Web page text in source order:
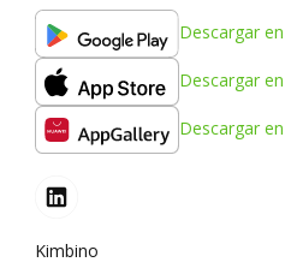
Descargar en
Descargar en
Descargar en
Kimbino